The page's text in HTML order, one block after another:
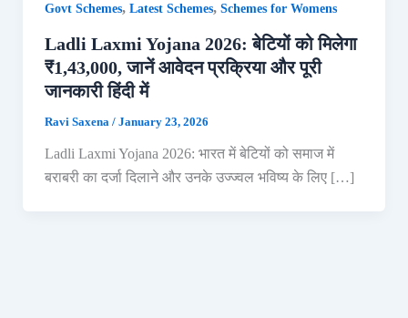
Govt Schemes, Latest Schemes, Schemes for Womens
Ladli Laxmi Yojana 2026: बेटियों को मिलेगा
₹1,43,000, जानें आवेदन प्रक्रिया और पूरी
जानकारी हिंदी में
Ravi Saxena / January 23, 2026
Ladli Laxmi Yojana 2026: भारत में बेटियों को समाज में
बराबरी का दर्जा दिलाने और उनके उज्ज्वल भविष्य के लिए […]